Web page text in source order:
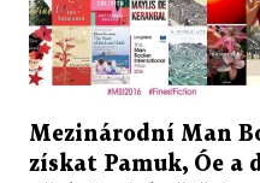
Mezinárodní Man
získat Pamuk, Óe a